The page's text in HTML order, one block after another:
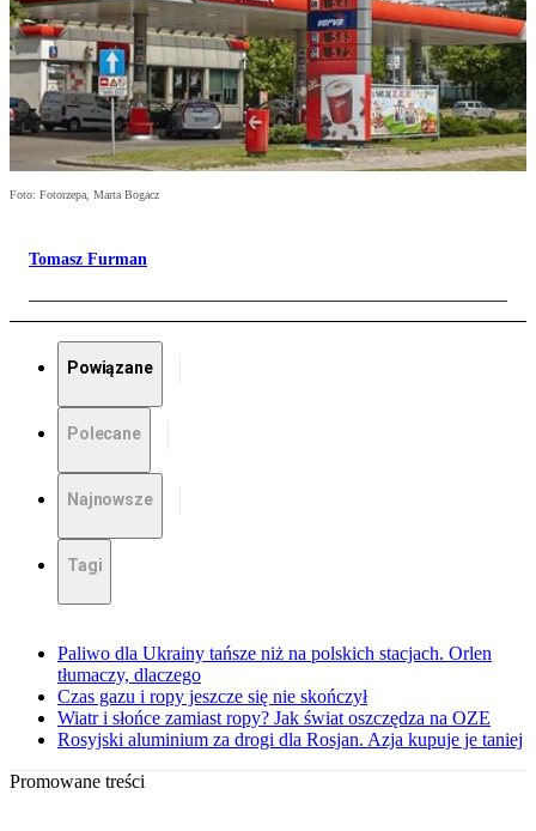
Foto: Fotorzepa, Marta Bogacz
Tomasz Furman
Powiązane
Polecane
Najnowsze
Tagi
Paliwo dla Ukrainy tańsze niż na polskich stacjach. Orlen
tłumaczy, dlaczego
Czas gazu i ropy jeszcze się nie skończył
Wiatr i słońce zamiast ropy? Jak świat oszczędza na OZE
Rosyjski aluminium za drogi dla Rosjan. Azja kupuje je taniej
Promowane treści